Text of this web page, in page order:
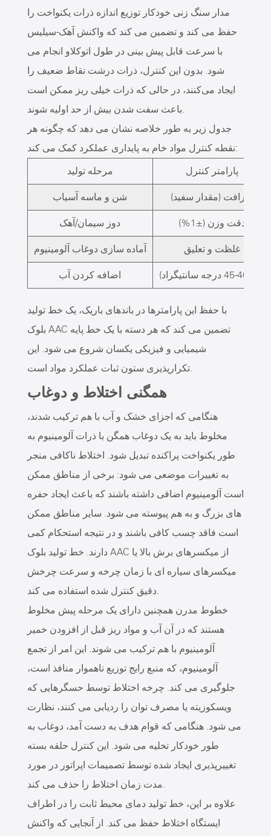
مدار سنگ زنی خودکار توزیع اندازه ذرات یکنواخت را
حفظ می کند و تضمین می کند که واکنش آهک-سیلیس
با سرعت قابل پیش بینی در طول اتوکلاو انجام می
شود. بدون این کنترل، ذرات درشت نقاط ضعیف را
ایجاد می‌کنند، در حالی که ذرات خیلی ریز ممکن است
باعث سفت شدن بیش از حد اولیه شوند.
جدول زیر به طور خلاصه نشان می دهد که چگونه هر
نقطه کنترل مواد خام به پایداری عملکرد کمک می کند:
مرحله تولید
پارامتر کنترل
شن و ماسه آسیاب ظرافت (مقدار سفید)
دوز سیمان/آهک دقت وزن (±1%)
آماده سازی دوغاب آلومینیوم غلظت و تعلیق
اضافه کردن آب
با حفظ این پارامترها در باندهای باریک، یک خط تولید
بلوک AAC تضمین می کند که هر دسته با یک خط پایه
شیمیایی و فیزیکی یکسان شروع می شود. این
تکرارپذیری ستون ثبات عملکرد مواد است.
همگنی اختلاط و دوغاب
هنگامی که اجزای خشک و آب با هم ترکیب شدند،
مخلوط باید به یک دوغاب همگن با ذرات آلومینیوم به
طور یکنواخت پراکنده تبدیل شود. اختلاط ناکافی منجر
به تغییرات موضعی می شود: برخی از مناطق ممکن
است آلومینیوم اضافی داشته باشند که باعث ایجاد حفره
های بزرگ و به هم پیوسته می شود. سایر مناطق ممکن
است فاقد چسب کافی باشند و در نتیجه استحکام کمی
دارند. خط تولید بلوک AAC از میکسرهای برش بالا یا
میکسرهای سیاره ای با زمان چرخه و سرعت چرخش
دقیق کنترل شده استفاده می کند.
خطوط مدرن همچنین دارای یک مرحله پیش مخلوط
هستند که در آن آب و مواد ریز قبل از افزودن خمیر
آلومینیوم با هم ترکیب می شوند. این امر از تجمع
آلومینیوم، که منبع رایج توزیع ناهموار منافذ است،
جلوگیری می کند. چرخه اختلاط توسط حسگرهایی که
ویسکوزیته یا مصرف توان را ردیابی می کنند، نظارت
می شود. هنگامی که قوام هدف به دست آمد، دوغاب به
طور خودکار تخلیه می شود. این کنترل حلقه بسته
تغییرپذیری ایجاد شده توسط تصمیمات اپراتور در مورد
مدت زمان اختلاط را حذف می کند.
علاوه بر این، خط تولید دمای محیط ثابت را در اطراف
ایستگاه اختلاط حفظ می کند. از آنجایی که واکنش